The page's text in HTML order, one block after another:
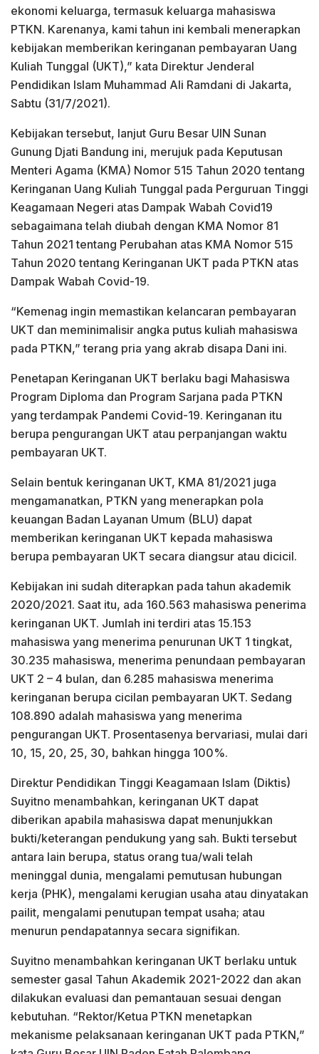
ekonomi keluarga, termasuk keluarga mahasiswa
PTKN. Karenanya, kami tahun ini kembali menerapkan
kebijakan memberikan keringanan pembayaran Uang
Kuliah Tunggal (UKT),” kata Direktur Jenderal
Pendidikan Islam Muhammad Ali Ramdani di Jakarta,
Sabtu (31/7/2021).
Kebijakan tersebut, lanjut Guru Besar UIN Sunan
Gunung Djati Bandung ini, merujuk pada Keputusan
Menteri Agama (KMA) Nomor 515 Tahun 2020 tentang
Keringanan Uang Kuliah Tunggal pada Perguruan Tinggi
Keagamaan Negeri atas Dampak Wabah Covid19
sebagaimana telah diubah dengan KMA Nomor 81
Tahun 2021 tentang Perubahan atas KMA Nomor 515
Tahun 2020 tentang Keringanan UKT pada PTKN atas
Dampak Wabah Covid-19.
“Kemenag ingin memastikan kelancaran pembayaran
UKT dan meminimalisir angka putus kuliah mahasiswa
pada PTKN,” terang pria yang akrab disapa Dani ini.
Penetapan Keringanan UKT berlaku bagi Mahasiswa
Program Diploma dan Program Sarjana pada PTKN
yang terdampak Pandemi Covid-19. Keringanan itu
berupa pengurangan UKT atau perpanjangan waktu
pembayaran UKT.
Selain bentuk keringanan UKT, KMA 81/2021 juga
mengamanatkan, PTKN yang menerapkan pola
keuangan Badan Layanan Umum (BLU) dapat
memberikan keringanan UKT kepada mahasiswa
berupa pembayaran UKT secara diangsur atau dicicil.
Kebijakan ini sudah diterapkan pada tahun akademik
2020/2021. Saat itu, ada 160.563 mahasiswa penerima
keringanan UKT. Jumlah ini terdiri atas 15.153
mahasiswa yang menerima penurunan UKT 1 tingkat,
30.235 mahasiswa, menerima penundaan pembayaran
UKT 2 – 4 bulan, dan 6.285 mahasiswa menerima
keringanan berupa cicilan pembayaran UKT. Sedang
108.890 adalah mahasiswa yang menerima
pengurangan UKT. Prosentasenya bervariasi, mulai dari
10, 15, 20, 25, 30, bahkan hingga 100%.
Direktur Pendidikan Tinggi Keagamaan Islam (Diktis)
Suyitno menambahkan, keringanan UKT dapat
diberikan apabila mahasiswa dapat menunjukkan
bukti/keterangan pendukung yang sah. Bukti tersebut
antara lain berupa, status orang tua/wali telah
meninggal dunia, mengalami pemutusan hubungan
kerja (PHK), mengalami kerugian usaha atau dinyatakan
pailit, mengalami penutupan tempat usaha; atau
menurun pendapatannya secara signifikan.
Suyitno menambahkan keringanan UKT berlaku untuk
semester gasal Tahun Akademik 2021-2022 dan akan
dilakukan evaluasi dan pemantauan sesuai dengan
kebutuhan. “Rektor/Ketua PTKN menetapkan
mekanisme pelaksanaan keringanan UKT pada PTKN,”